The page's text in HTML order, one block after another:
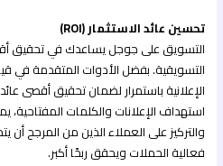
تحسين عائد الاستثمار (ROI)
التسويق على جوجل يساعدك في تحقيق
التسويقية. بفضل الأدوات المتقدمة في
الإعلانية باستمرار لضمان تحقيق أقصى
استهداف الإعلانات والكلمات المفتاحية،
والتركيز على العملاء الذين من المرجح أن
فعالية الحملات ويحقق ربحًا أكبر.